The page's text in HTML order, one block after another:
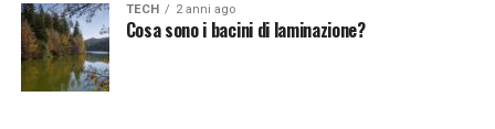
TECH 2 anni ago
Cosa sono i bacini di laminazione?